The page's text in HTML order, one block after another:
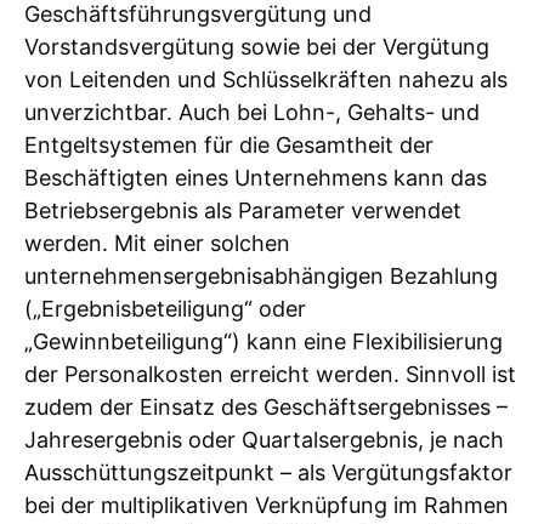
Geschäftsführungsvergütung und
Vorstandsvergütung sowie bei der Vergütung
von Leitenden und Schlüsselkräften nahezu als
unverzichtbar. Auch bei Lohn-, Gehalts- und
Entgeltsystemen für die Gesamtheit der
Beschäftigten eines Unternehmens kann das
Betriebsergebnis als Parameter verwendet
werden. Mit einer solchen
unternehmensergebnisabhängigen Bezahlung
(„Ergebnisbeteiligung“ oder
„Gewinnbeteiligung“) kann eine Flexibilisierung
der Personalkosten erreicht werden. Sinnvoll ist
zudem der Einsatz des Geschäftsergebnisses –
Jahresergebnis oder Quartalsergebnis, je nach
Ausschüttungszeitpunkt – als Vergütungsfaktor
bei der multiplikativen Verknüpfung im Rahmen